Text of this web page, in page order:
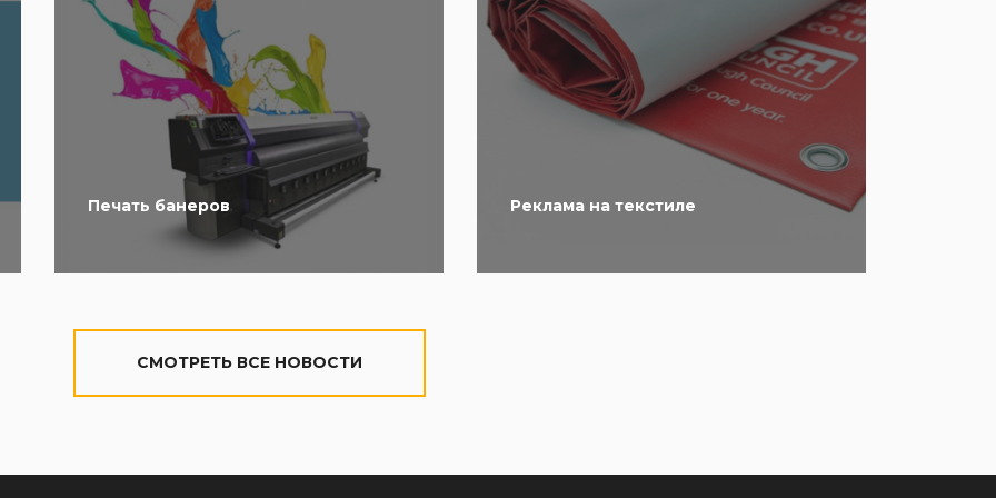
Печать банеров Реклама на текстиле
CМОТРЕТЬ ВСЕ НОВОСТИ